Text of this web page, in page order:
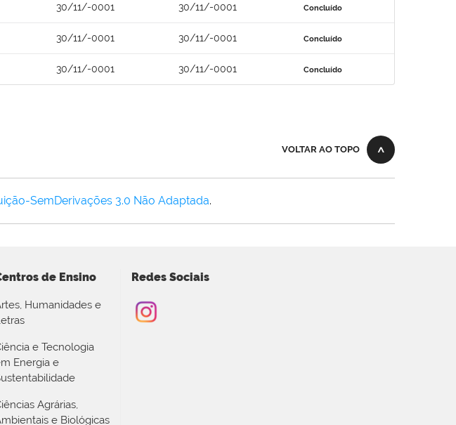
30/11/-0001 30/11/-0001 Concluído
30/11/-0001 30/11/-0001 Concluído
30/11/-0001 30/11/-0001 Concluído
VOLTAR AO TOPO
SemDerivações 3.0 Não Adaptada.
de Ensino
Humanidades e
e Tecnologia
Energia e
Agrárias,
e Biológicas
Redes Sociais